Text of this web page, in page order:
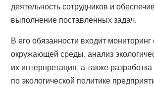
деятельность сотрудников и
выполнение поставленных задач.
В его обязанности входит мониторинг
окружающей среды, анализ
их интерпретация, а также
по экологической политике